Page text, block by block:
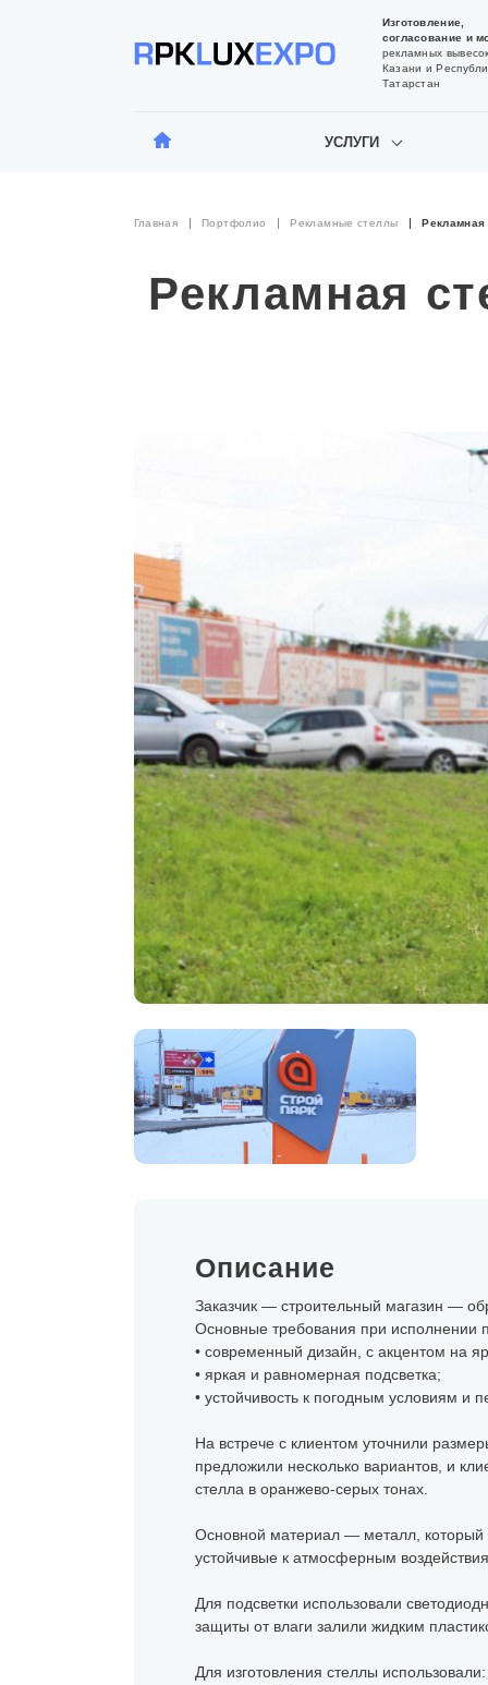
Изготовление,
согласование и
рекламных
Казани и
Татарстан
УСЛУГИ
Главная Портфолио Рекламные стеллы Рекламная
Рекламная
Описание
Заказчик — строительный магазин —
Основные требования при исполнении
• современный дизайн, с акцентом на
• яркая и равномерная подсветка;
• устойчивость к погодным условиям и
На встрече с клиентом уточнили
предложили несколько вариантов, и
стелла в оранжево-серых тонах.
Основной материал — металл, который
устойчивые к атмосферным
Для подсветки использовали
защиты от влаги залили жидким
Для изготовления стеллы